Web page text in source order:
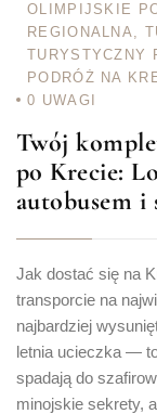
OLIMPIJSKIE
REGIONALNA,
TURYSTYCZNY
PODRÓŻ NA
0 UWAGI
Twój
po Krecie:
autobusem i
Jak dostać się na
transporcie na
najbardziej
letnia ucieczka —
spadają do
minojskie sekrety,